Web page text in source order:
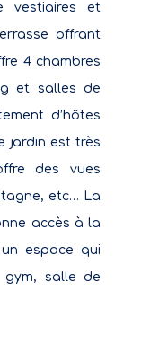
vestiaires et
offrant
4 chambres
et salles de
d’hôtes
jardin est très
des vues
etc… La
accès à la
espace qui
salle de